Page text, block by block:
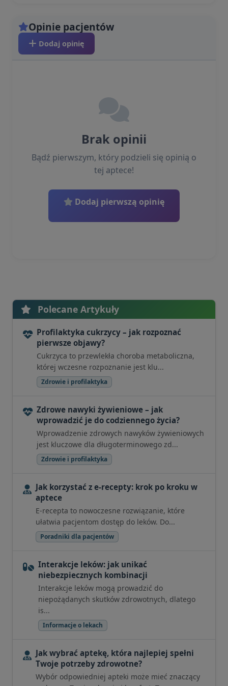
Opinie pacjentów
Dodaj opinię
Brak opinii
Bądź pierwszym, który podzieli się opinią o
tej aptece!
Dodaj pierwszą opinię
Polecane Artykuły
Profilaktyka cukrzycy – jak rozpoznać
pierwsze objawy?
Cukrzyca to przewlekła choroba metaboliczna,
której wczesne rozpoznanie jest klu...
Zdrowie i profilaktyka
Zdrowe nawyki żywieniowe – jak
wprowadzić je do codziennego życia?
Wprowadzenie zdrowych nawyków żywieniowych
jest kluczowe dla długoterminowego zd...
Zdrowie i profilaktyka
Jak korzystać z e-recepty: krok po kroku w
aptece
E-recepta to nowoczesne rozwiązanie, które
ułatwia pacjentom dostęp do leków. Do...
Poradniki dla pacjentów
Interakcje leków: jak unikać
niebezpiecznych kombinacji
Interakcje leków mogą prowadzić do
niepożądanych skutków zdrowotnych, dlatego
is...
Informacje o lekach
Jak wybrać aptekę, która najlepiej spełni
Twoje potrzeby zdrowotne?
Wybór odpowiedniej apteki może mieć znaczący